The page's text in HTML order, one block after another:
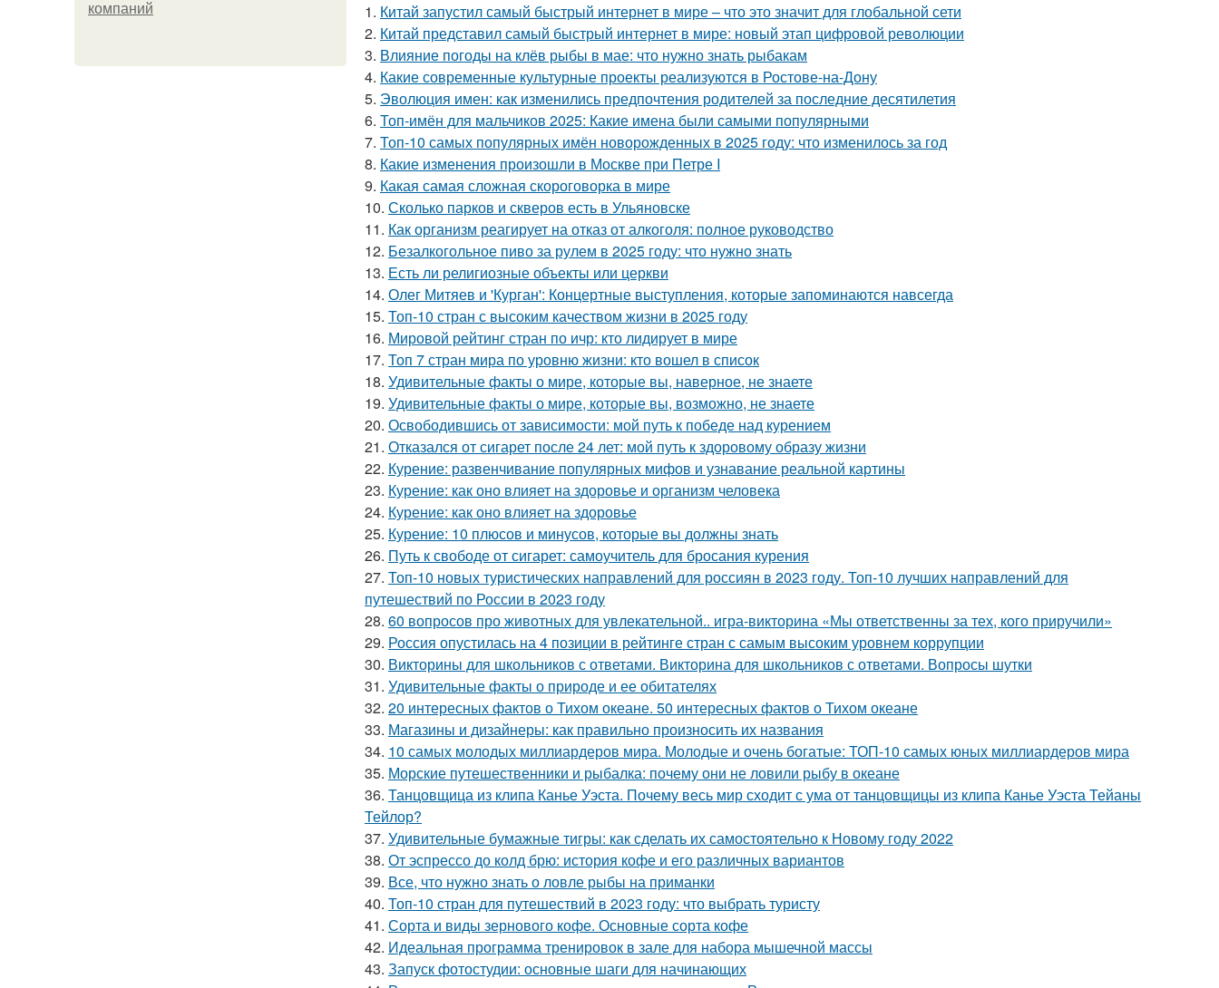
компаний
1. Китай запустил самый быстрый интернет в мире – что это значит для глобальной сети
2. Китай представил самый быстрый интернет в мире: новый этап цифровой революции
3. Влияние погоды на клёв рыбы в мае: что нужно знать рыбакам
4. Какие современные культурные проекты реализуются в Ростове-на-Дону
5. Эволюция имен: как изменились предпочтения родителей за последние десятилетия
6. Топ-имён для мальчиков 2025: Какие имена были самыми популярными
7. Топ-10 самых популярных имён новорожденных в 2025 году: что изменилось за год
8. Какие изменения произошли в Москве при Петре I
9. Какая самая сложная скороговорка в мире
10. Сколько парков и скверов есть в Ульяновске
11. Как организм реагирует на отказ от алкоголя: полное руководство
12. Безалкогольное пиво за рулем в 2025 году: что нужно знать
13. Есть ли религиозные объекты или церкви
14. Олег Митяев и 'Курган': Концертные выступления, которые запоминаются навсегда
15. Топ-10 стран с высоким качеством жизни в 2025 году
16. Мировой рейтинг стран по ичр: кто лидирует в мире
17. Топ 7 стран мира по уровню жизни: кто вошел в список
18. Удивительные факты о мире, которые вы, наверное, не знаете
19. Удивительные факты о мире, которые вы, возможно, не знаете
20. Освободившись от зависимости: мой путь к победе над курением
21. Отказался от сигарет после 24 лет: мой путь к здоровому образу жизни
22. Курение: развенчивание популярных мифов и узнавание реальной картины
23. Курение: как оно влияет на здоровье и организм человека
24. Курение: как оно влияет на здоровье
25. Курение: 10 плюсов и минусов, которые вы должны знать
26. Путь к свободе от сигарет: самоучитель для бросания курения
27. Топ-10 новых туристических направлений для россиян в 2023 году. Топ-10 лучших направлений для
путешествий по России в 2023 году
28. 60 вопросов про животных для увлекательной.. игра-викторина «Мы ответственны за тех, кого приручили»
29. Россия опустилась на 4 позиции в рейтинге стран с самым высоким уровнем коррупции
30. Викторины для школьников с ответами. Викторина для школьников с ответами. Вопросы шутки
31. Удивительные факты о природе и ее обитателях
32. 20 интересных фактов о Тихом океане. 50 интересных фактов о Тихом океане
33. Магазины и дизайнеры: как правильно произносить их названия
34. 10 самых молодых миллиардеров мира. Молодые и очень богатые: ТОП-10 самых юных миллиардеров мира
35. Морские путешественники и рыбалка: почему они не ловили рыбу в океане
36. Танцовщица из клипа Канье Уэста. Почему весь мир сходит с ума от танцовщицы из клипа Канье Уэста Тейаны
Тейлор?
37. Удивительные бумажные тигры: как сделать их самостоятельно к Новому году 2022
38. От эспрессо до колд брю: история кофе и его различных вариантов
39. Все, что нужно знать о ловле рыбы на приманки
40. Топ-10 стран для путешествий в 2023 году: что выбрать туристу
41. Сорта и виды зернового кофе. Основные сорта кофе
42. Идеальная программа тренировок в зале для набора мышечной массы
43. Запуск фотостудии: основные шаги для начинающих